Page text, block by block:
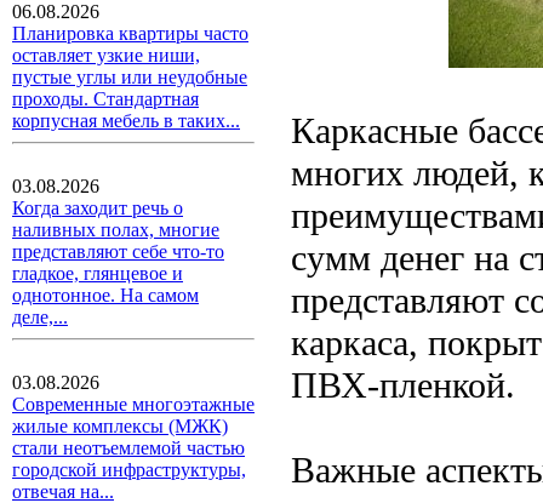
06.08.2026
Планировка квартиры часто
оставляет узкие ниши,
пустые углы или неудобные
проходы. Стандартная
корпусная мебель в таких...
03.08.2026
Когда заходит речь о
наливных полах, многие
представляют себе что-то
гладкое, глянцевое и
однотонное. На самом
деле,...
03.08.2026
Современные многоэтажные
жилые комплексы (МЖК)
стали неотъемлемой частью
городской инфраструктуры,
отвечая на...
Каркасные
многих людей,
сумм денег на
представляют
каркаса,
ПВХ-пленкой.
Важные